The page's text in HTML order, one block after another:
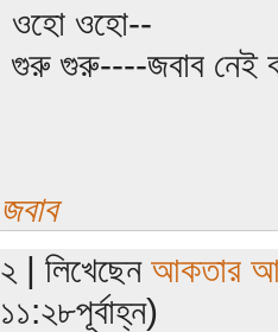
ওহো ওহো--
গুরু গুরু----জবাব নেই
জবাব
২ | লিখেছেন আকতার
১১:২৮পূর্বাহ্ন)